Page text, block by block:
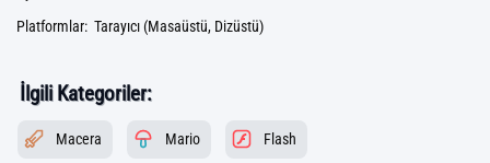
Platformlar: Tarayıcı (Masaüstü, Dizüstü)
İlgili Kategoriler:
Macera Mario Flash